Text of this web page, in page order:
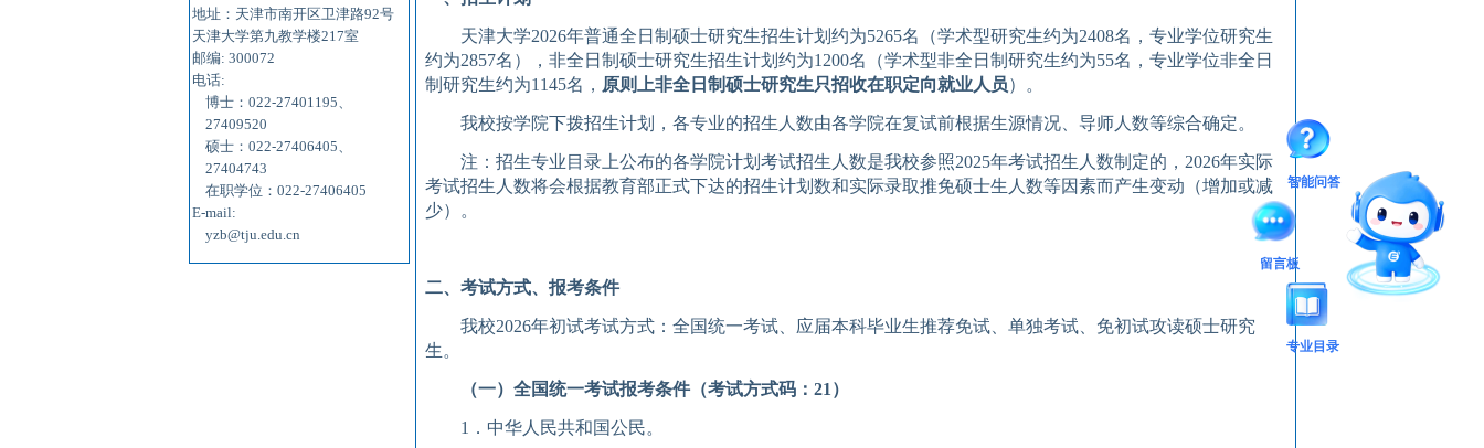
地址：天津市南开区卫津路92号
天津大学第九教学楼217室
邮编: 300072
电话:
博士：022-27401195、
27409520
硕士：022-27406405、
27404743
在职学位：022-27406405
E-mail:
yzb@tju.edu.cn
天津大学2026年普通全日制 硕士研究生招生计划约为5265名 （学术型研究生约为2408名，专业学位研究生
约为2857名 ），非全日制硕士研究生招生计划约为1 200名（学术型非全日制 研究生约为55名，专业学位非全日
制 研究生约为1 145名 ， 原则上非全日制硕士研究生只招收在职定向就业人员） 。
我校按学院下拨招生计划，各专业的招生人数由各学院在复试前根据生源情况、导师人数等综合确定。
注： 招生专业目录上公布的各学院计划考试招生人数是我校参照2025年考试招生 人数制定的， 2026年实际
考试招生人数将会根据教育部正式下达的招生计划数和实际录取推免硕士生人数等因素而产生变动（增加或减
少）
。
二、考试方式、报考条件
我校2026年初试考试方式：全国统一考试、应届本科毕业生推荐免试、单独考试、 免初试攻读硕士研究
生。
（一）全国统一考试报考条件（考试方式码： 21 ）
1 ． 中华人民共和国公民。
智能问答
留言板
专业目录